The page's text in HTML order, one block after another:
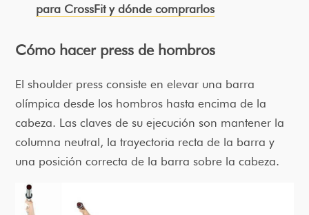
para CrossFit y dónde comprarlos
Cómo hacer press de hombros
El shoulder press consiste en elevar una barra
olímpica desde los hombros hasta encima de la
cabeza. Las claves de su ejecución son mantener la
columna neutral, la trayectoria recta de la barra y
una posición correcta de la barra sobre la cabeza.